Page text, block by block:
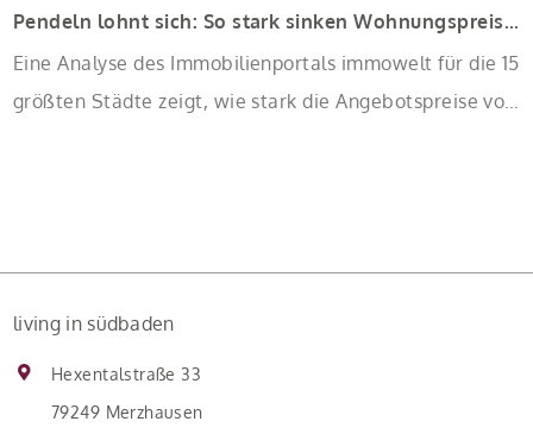
Pendeln lohnt sich: So stark sinken Wohnungspreise im Umland
Eine Analyse des Immobilienportals immowelt für die 15
größten Städte zeigt, wie stark die Angebotspreise von
living in südbaden
Hexentalstraße 33
79249 Merzhausen